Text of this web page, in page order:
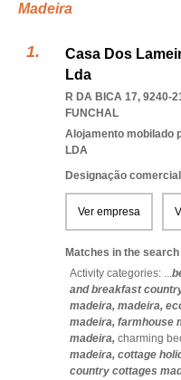
Madeira
Casa Dos
Lda
R DA BICA 17, 9240-
FUNCHAL
Alojamento mobilado
LDA
Designação
Ver empresa
Matches in the
Activity categories: ...
and breakfast
madeira, madeira,
madeira, farmhouse
madeira, charming
madeira, cottage
country cottages